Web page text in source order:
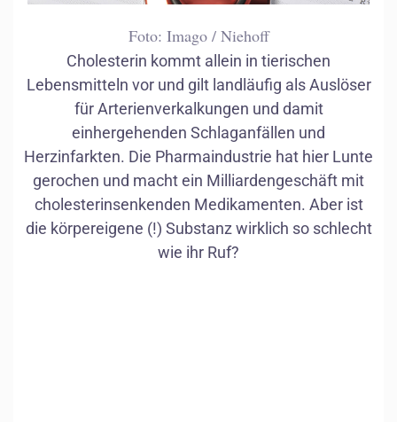
Foto: Imago / Niehoff
Cholesterin kommt allein in tierischen
Lebensmitteln vor und gilt landläufig als Auslöser
für Arterienverkalkungen und damit
einhergehenden Schlaganfällen und
Herzinfarkten. Die Pharmaindustrie hat hier Lunte
gerochen und macht ein Milliardengeschäft mit
cholesterinsenkenden Medikamenten. Aber ist
die körpereigene (!) Substanz wirklich so schlecht
wie ihr Ruf?Herzinfarkt
Alkohol